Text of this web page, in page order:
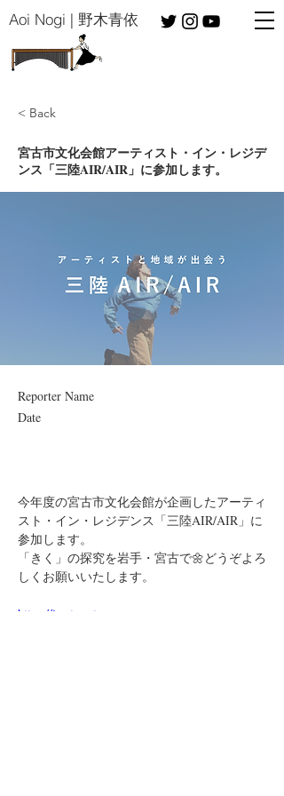
​Aoi Nogi | 野木青依
< Back
宮古市文化会館アーティスト・イン・レジデ
ンス「三陸AIR/AIR」に参加します。
Reporter Name
Date
Previous
今年度の宮古市文化会館が企画したアーティ
スト・イン・レジデンス「三陸AIR/AIR」に
参加します。
「きく」の探究を岩手・宮古で🌼どうぞよろ
しくお願いいたします。
https://iwate-arts-